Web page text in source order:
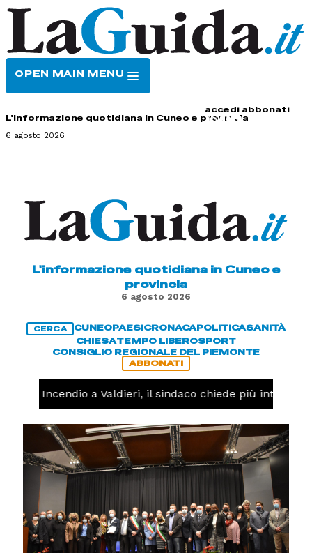
OPEN MAIN MENU
accedi abbonati
L'informazione quotidiana in Cuneo e provincia
6 agosto 2026
L'informazione quotidiana in Cuneo e
provincia
6 agosto 2026
CERCA CUNEOPAESICRONACAPOLITICASANITÀ
CHIESATEMPO LIBEROSPORT
CONSIGLIO REGIONALE DEL PIEMONTE
ABBONATI
Incendio a Valdieri, il sindaco chiede più